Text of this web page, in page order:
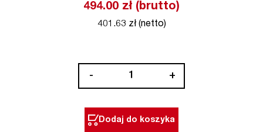
494.00 zł (brutto)
401.63 zł (netto)
-
stalowy
kwadratowy
+
Dodaj do koszyka